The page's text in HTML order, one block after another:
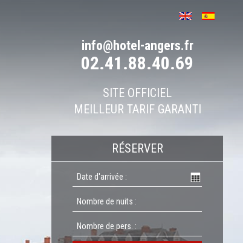
info@hotel-angers.fr
02.41.88.40.69
SITE OFFICIEL
MEILLEUR TARIF GARANTI
RÉSERVER